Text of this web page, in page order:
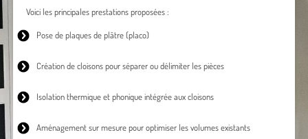
Voici les principales prestations proposées :
Pose de plaques de plâtre(placo)
Création de cloisonspour séparer ou délimiter les pièces
Isolation thermiqueet phonique intégrée aux cloisons
Aménagement sur mesurepour optimiser les volumes existants